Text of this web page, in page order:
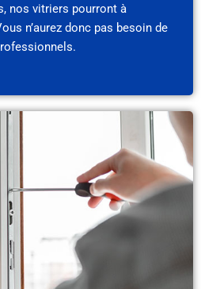
nos vitriers pourront à
n’aurez donc pas besoin de